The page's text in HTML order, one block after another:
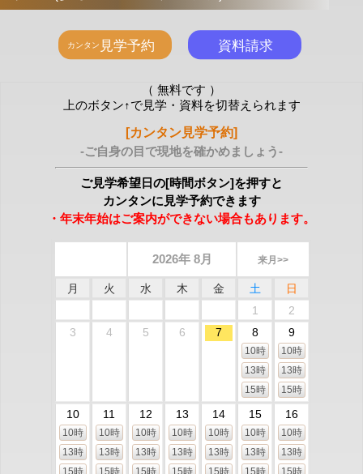
（ 無料です ）
上のボタン↑で見学・資料を切替えられます
[カンタン見学予約]
-ご自身の目で現地を確かめましょう-
ご見学希望日の[時間ボタン]を押すと
カンタンに見学予約できます
・年末年始はご案内ができない場合もあります。
2026年 8月 来月>>
月 火 水 木 金 土
日
1
2
3
4 5 6 7 8
10時
13時
15時
9
10時
13時
15時
10
10時
13時
11
10時
13時
12
10時
13時
13
10時
13時
14
10時
13時
15
10時
13時
16
10時
13時